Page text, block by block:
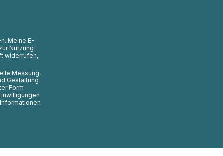
Meine E-
Nutzung
widerrufen,
Messung,
Gestaltung
Form